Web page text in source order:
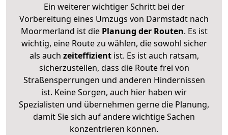
Ein weiterer wichtiger Schritt bei der
Vorbereitung eines Umzugs von Darmstadt nach
Moormerland ist diePlanung der Routen. Es ist
wichtig, eine Route zu wählen, die sowohl sicher
als auch zeiteffizientist. Es ist auch ratsam,
sicherzustellen, dass die Route frei von
Straßensperrungen und anderen Hindernissen
ist. Keine Sorgen, auch hier haben wir
Spezialisten und übernehmen gerne die Planung,
damit Sie sich auf andere wichtige Sachen
konzentrieren können.